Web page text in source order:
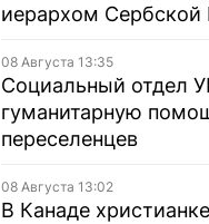
иерархом Сербской
08 Августа 13:35
Социальный отдел
гуманитарную
переселенцев
08 Августа 13:02
В Канаде